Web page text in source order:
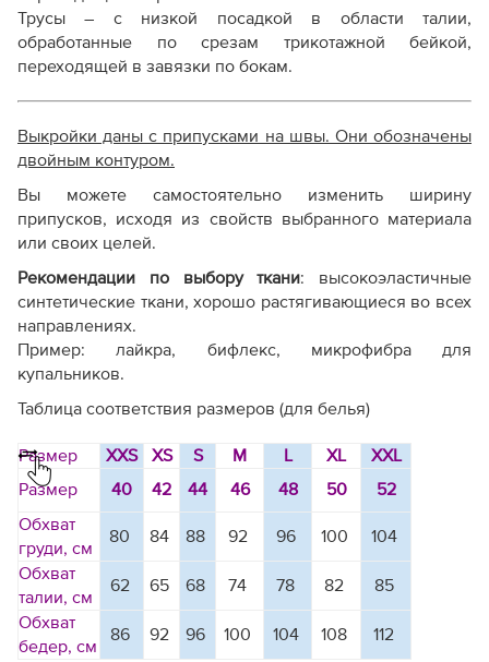
Трусы – с низкой посадкой в области талии,
обработанные по срезам трикотажной бейкой,
переходящей в завязки по бокам.
Выкройки даны с припусками на швы. Они обозначены
двойным контуром.
Вы можете самостоятельно изменить ширину
припусков, исходя из свойств выбранного материала
или своих целей.
Рекомендации по выбору ткани: высокоэластичные
синтетические ткани, хорошо растягивающиеся во всех
направлениях.
Пример: лайкра, бифлекс, микрофибра для
купальников.
Таблица соответствия размеров (для белья)
Размер XXS XS S M L XL
XXL
Размер
40 42 44 46 48 50
52
Обхват
груди, см
80 84 88 92 96 100 104
Обхват
талии, см
62 65 68 74 78 82 85
Обхват
бедер, см
86 92 96 100 104 108 112